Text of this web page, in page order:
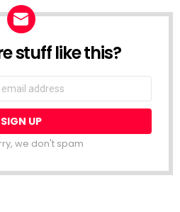
stuff like this?
we don't spam